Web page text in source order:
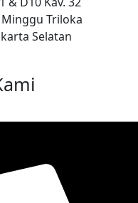
Minggu Triloka
Selatan